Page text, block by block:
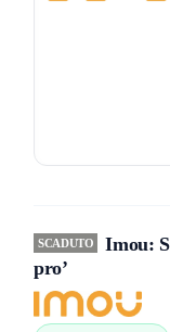
SCADUTO
Imou:
pro’